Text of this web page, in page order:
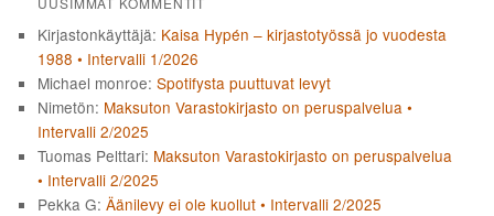
Kirjastonkäyttäjä: Kaisa Hypén – kirjastotyössä jo vuodesta
1988 • Intervalli 1/2026
Michael monroe:Spotifysta puuttuvat levyt
Nimetön: Maksuton Varastokirjasto on peruspalvelua •
Intervalli 2/2025
Tuomas Pelttari: Maksuton Varastokirjasto on peruspalvelua
• Intervalli 2/2025
Pekka G:Äänilevy ei ole kuollut • Intervalli 2/2025